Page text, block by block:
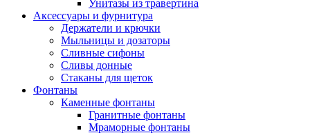
Унитазы из травертина
Аксессуары и фурнитура
Держатели и крючки
Мыльницы и дозаторы
Сливные сифоны
Сливы донные
Стаканы для щеток
Фонтаны
Каменные фонтаны
Гранитные фонтаны
Мраморные фонтаны